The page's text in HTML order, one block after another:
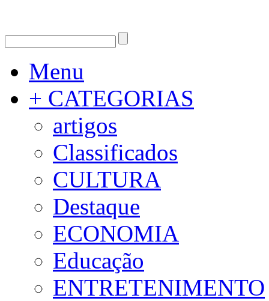
Menu
+ CATEGORIAS
artigos
Classificados
CULTURA
Destaque
ECONOMIA
Educação
ENTRETENIMENTO